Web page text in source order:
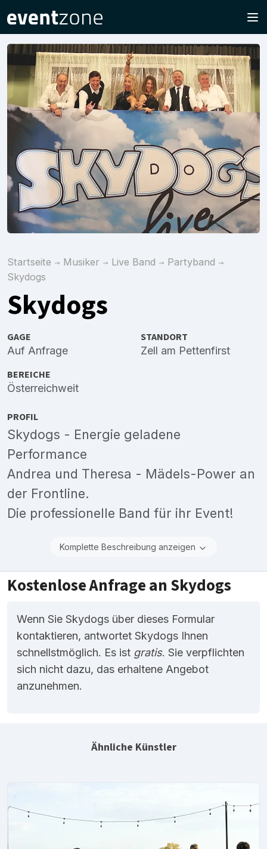
Startseite Musiker Live Band
Partyband
Skydogs
Skydogs
GAGE
Auf Anfrage
STANDORT
Zell am Pettenfirst
BEREICHE
Österreichweit
PROFIL
Skydogs - Energie geladene
Performance
Andrea und Theresa - Mädels-Power an
der Frontline.
Die professionelle Band für ihr Event!
Komplette Beschreibung anzeigen
Kostenlose Anfrage an Skydogs
Wenn Sie Skydogs über dieses Formular
kontaktieren, antwortet Skydogs Ihnen
schnellstmöglich. Es ist gratis. Sie verpflichten
sich nicht dazu, das erhaltene Angebot
anzunehmen.
Ähnliche Künstler